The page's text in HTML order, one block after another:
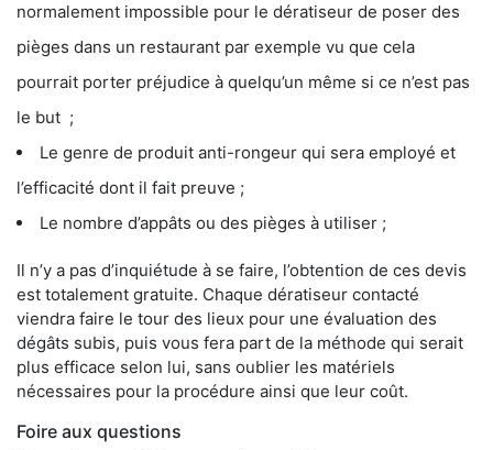
normalement impossible pour le dératiseur de poser des
pièges dans un restaurant par exemple vu que cela
pourrait porter préjudice à quelqu’un même si ce n’est pas
le but ;
Le genre de produit anti-rongeur qui sera employé et
l’efficacité dont il fait preuve ;
Le nombre d’appâts ou des pièges à utiliser ;
Il n’y a pas d’inquiétude à se faire, l’obtention de ces devis
est totalement gratuite. Chaque dératiseur contacté
viendra faire le tour des lieux pour une évaluation des
dégâts subis, puis vous fera part de la méthode qui serait
plus efficace selon lui, sans oublier les matériels
nécessaires pour la procédure ainsi que leur coût.
Foire aux questions